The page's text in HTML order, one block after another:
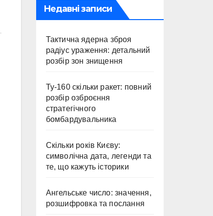
Недавні записи
Тактична ядерна зброя
радіус ураження: детальний
розбір зон знищення
Ту-160 скільки ракет: повний
розбір озброєння
стратегічного
бомбардувальника
Скільки років Києву:
символічна дата, легенди та
те, що кажуть історики
Ангельське число: значення,
розшифровка та послання